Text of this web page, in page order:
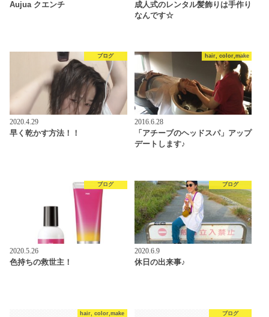
Aujua クエンチ
成人式のレンタル髪飾りは手作り
なんです☆
ブログ
2020.4.29
早く乾かす方法！！
hair, color,make
2016.6.28
「アチーブのヘッドスパ」アップ
デートします♪
ブログ
2020.5.26
色持ちの救世主！
ブログ
2020.6.9
休日の出来事♪
hair, color,make ブログ